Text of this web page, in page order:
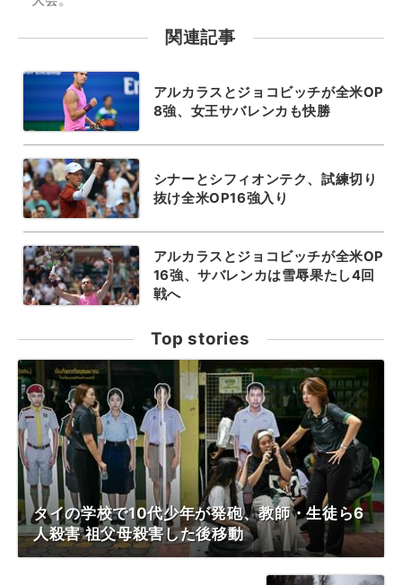
関連記事
アルカラスとジョコビッチが全米OP
8強、女王サバレンカも快勝
シナーとシフィオンテク、試練切り
抜け全米OP16強入り
アルカラスとジョコビッチが全米OP
16強、サバレンカは雪辱果たし4回
戦へ
Top stories
タイの学校で10代少年が発砲、教師・生徒ら6
人殺害 祖父母殺害した後移動